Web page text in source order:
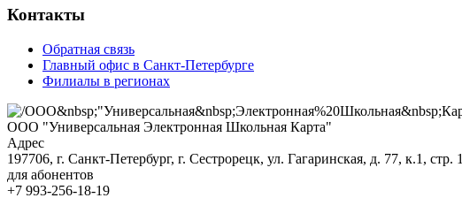
Контакты
Обратная связь
Главный офис в Санкт-Петербурге
Филиалы в регионах
ООО "Универсальная Электронная Школьная Карта"
Адрес
197706, г. Санкт-Петербург, г. Сестрорецк, ул. Гагаринская, д. 77, к.1, стр. 1
для абонентов
+7 993-256-18-19